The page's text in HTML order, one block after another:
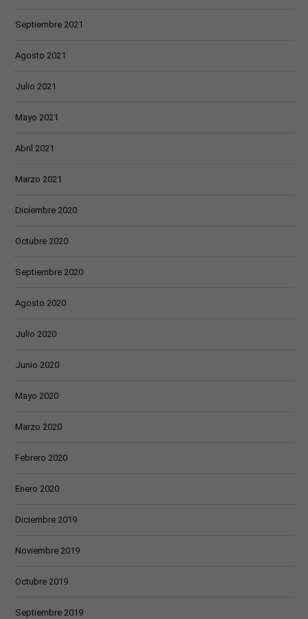
Septiembre 2021
Agosto 2021
Julio 2021
Mayo 2021
Abril 2021
Marzo 2021
Diciembre 2020
Octubre 2020
Septiembre 2020
Agosto 2020
Julio 2020
Junio 2020
Mayo 2020
Marzo 2020
Febrero 2020
Enero 2020
Diciembre 2019
Noviembre 2019
Octubre 2019
Septiembre 2019